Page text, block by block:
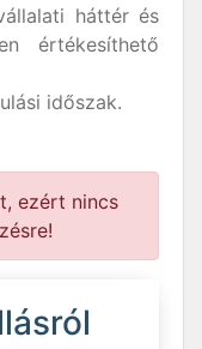
háttér és
értékesíthető
időszak.
ezért nincs